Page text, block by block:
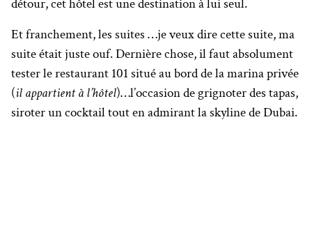
détour, cet hôtel est une destination à lui seul.
Et franchement, les suites …je veux dire cette suite, ma
suite était juste ouf. Dernière chose, il faut absolument
tester le restaurant 101 situé au bord de la marina privée
(il appartient à l’hôtel)…l’occasion de grignoter des tapas,
siroter un cocktail tout en admirant la skyline de Dubai.